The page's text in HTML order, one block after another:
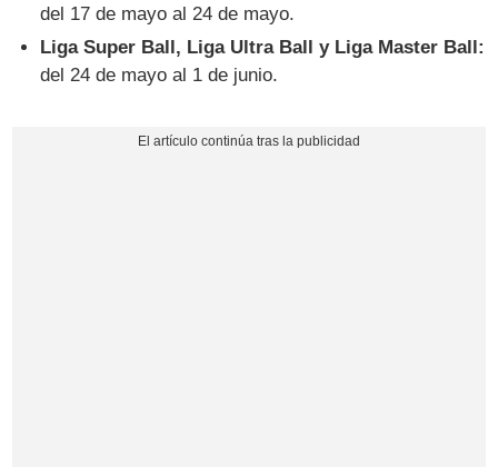
del 17 de mayo al 24 de mayo.
Liga Super Ball, Liga Ultra Ball y Liga Master Ball:
del 24 de mayo al 1 de junio.